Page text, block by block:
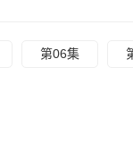
第06集